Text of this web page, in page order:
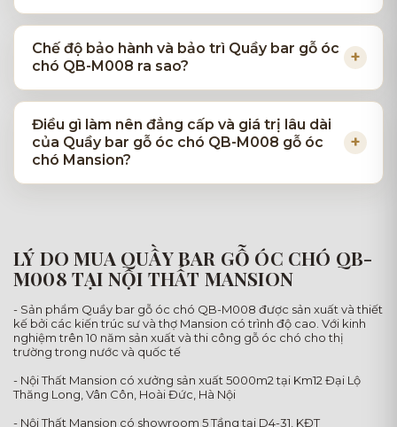
Chế độ bảo hành và bảo trì Quầy bar gỗ óc
chó QB-M008 ra sao?
Điều gì làm nên đẳng cấp và giá trị lâu dài
của Quầy bar gỗ óc chó QB-M008 gỗ óc
chó Mansion?
LÝ DO MUA QUẦY BAR GỖ ÓC CHÓ QB-
M008 TẠI NỘI THẤT MANSION
- Sản phẩm Quầy bar gỗ óc chó QB-M008 được sản xuất và thiết
kế bởi các kiến trúc sư và thợ Mansion có trình độ cao. Với kinh
nghiệm trên 10 năm sản xuất và thi công gỗ óc chó cho thị
trường trong nước và quốc tế
- Nội Thất Mansion có xưởng sản xuất 5000m2 tại Km12 Đại Lộ
Thăng Long, Vân Côn, Hoài Đức, Hà Nội
- Nội Thất Mansion có showroom 5 Tầng tại D4-31, KĐT